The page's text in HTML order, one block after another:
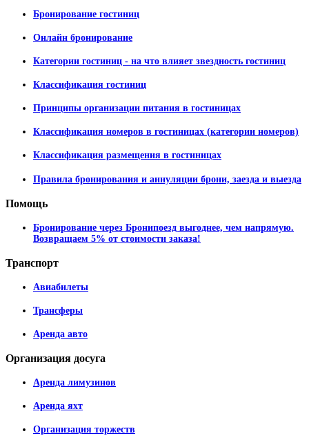
Бронирование гостиниц
Онлайн бронирование
Категории гостиниц - на что влияет звездность гостиниц
Классификация гостиниц
Принципы организации питания в гостиницах
Классификация номеров в гостиницах (категории номеров)
Классификация размещения в гостиницах
Правила бронирования и аннуляции брони, заезда и выезда
Помощь
Бронирование через Бронипоезд выгоднее, чем напрямую.
Возвращаем 5% от стоимости заказа!
Транспорт
Авиабилеты
Трансферы
Аренда авто
Организация досуга
Аренда лимузинов
Аренда яхт
Организация торжеств